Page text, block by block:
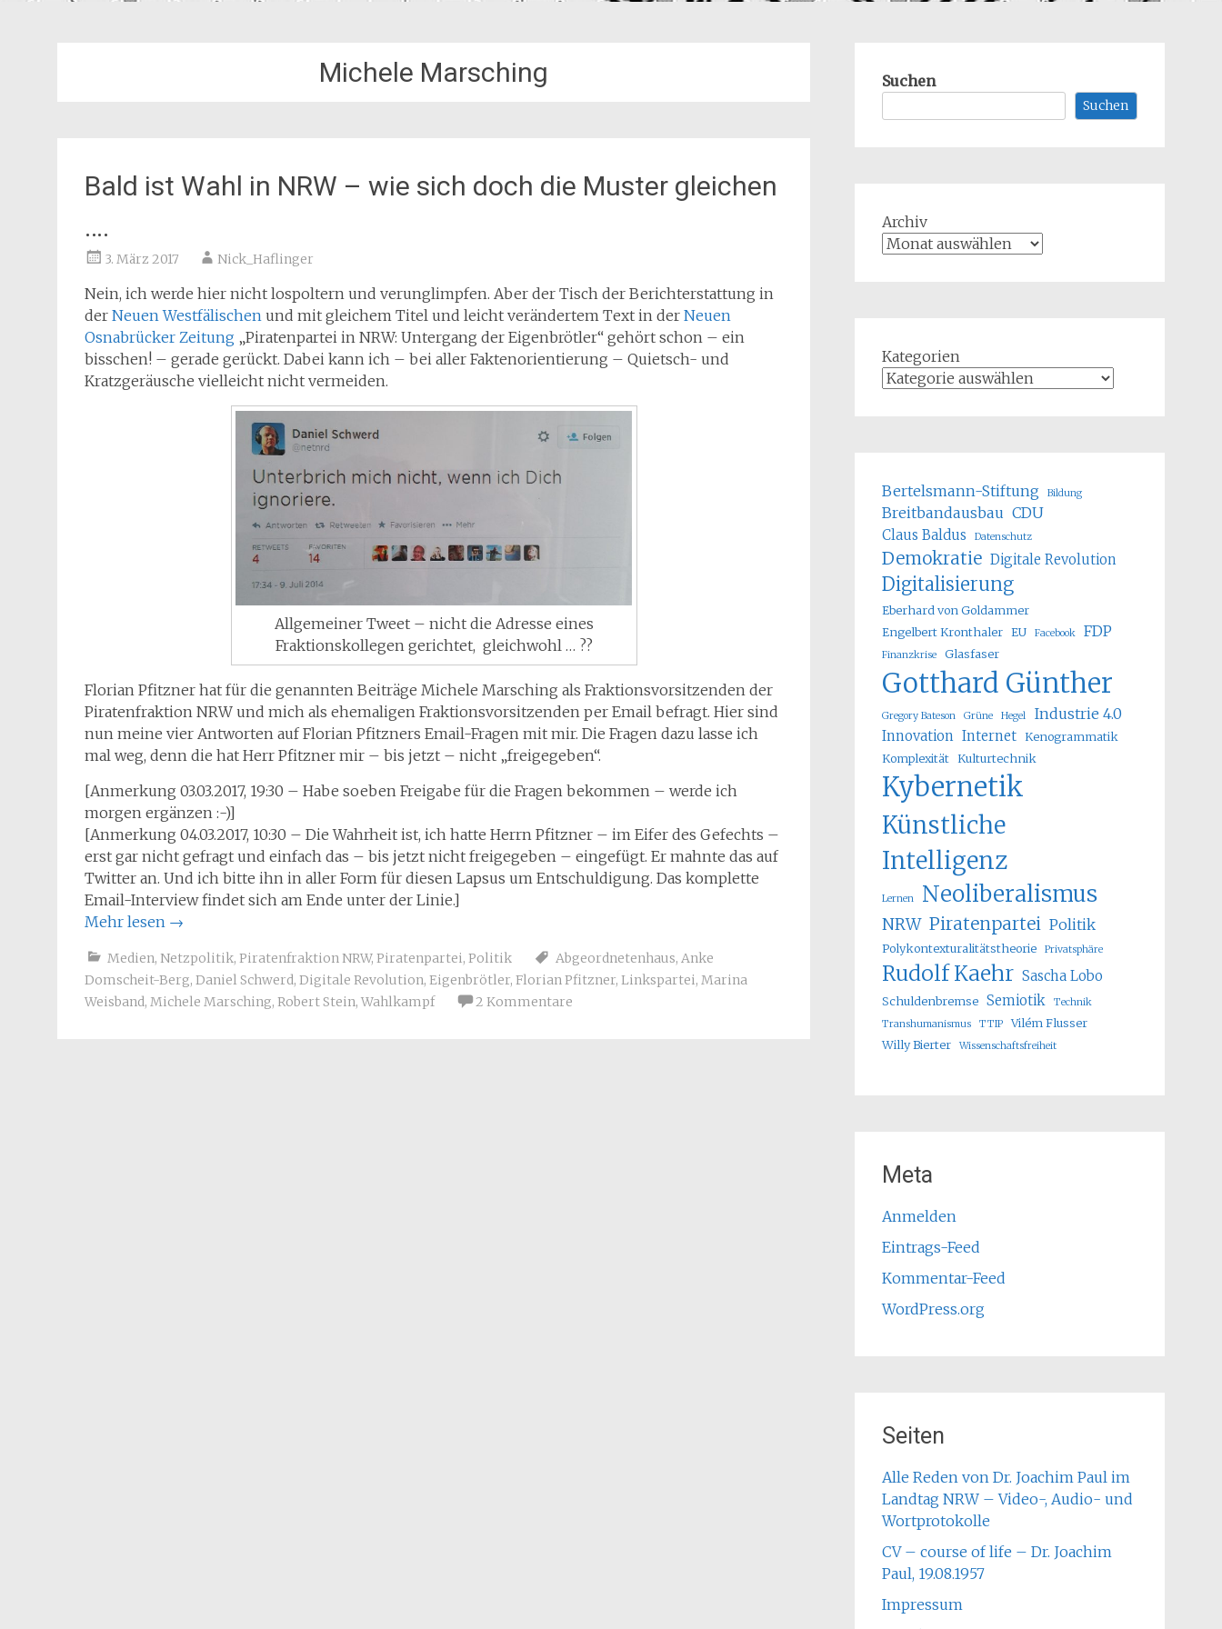
Michele Marsching
Bald ist Wahl in NRW – wie sich doch die Muster gleichen
….
3. März 2017 Nick_Haflinger
Nein, ich werde hier nicht lospoltern und verunglimpfen. Aber der Tisch der Berichterstattung in
der Neuen Westfälischen und mit gleichem Titel und leicht verändertem Text in der Neuen
Osnabrücker Zeitung „Piratenpartei in NRW: Untergang der Eigenbrötler“ gehört schon – ein
bisschen! – gerade gerückt. Dabei kann ich – bei aller Faktenorientierung – Quietsch- und
Kratzgeräusche vielleicht nicht vermeiden.
Allgemeiner Tweet – nicht die Adresse eines
Fraktionskollegen gerichtet, gleichwohl … ??
Florian Pfitzner hat für die genannten Beiträge Michele Marsching als Fraktionsvorsitzenden der
Piratenfraktion NRW und mich als ehemaligen Fraktionsvorsitzenden per Email befragt. Hier sind
nun meine vier Antworten auf Florian Pfitzners Email-Fragen mit mir. Die Fragen dazu lasse ich
mal weg, denn die hat Herr Pfitzner mir – bis jetzt – nicht „freigegeben“.
[Anmerkung 03.03.2017, 19:30 – Habe soeben Freigabe für die Fragen bekommen – werde ich
morgen ergänzen :-)]
[Anmerkung 04.03.2017, 10:30 – Die Wahrheit ist, ich hatte Herrn Pfitzner – im Eifer des Gefechts –
erst gar nicht gefragt und einfach das – bis jetzt nicht freigegeben – eingefügt. Er mahnte das auf
Twitter an. Und ich bitte ihn in aller Form für diesen Lapsus um Entschuldigung. Das komplette
Email-Interview findet sich am Ende unter der Linie.]
Mehr lesen →
Medien, Netzpolitik, Piratenfraktion NRW, Piratenpartei, Politik Abgeordnetenhaus, Anke
Domscheit-Berg, Daniel Schwerd, Digitale Revolution, Eigenbrötler, Florian Pfitzner, Linkspartei, Marina
Weisband, Michele Marsching, Robert Stein, Wahlkampf 2 Kommentare
Suchen
Suchen
Archiv
Kategorien
Bertelsmann-Stiftung Bildung
Breitbandausbau CDU
Claus Baldus Datenschutz
Demokratie Digitale Revolution
Digitalisierung
Eberhard von Goldammer
Engelbert Kronthaler EU Facebook FDP
Finanzkrise Glasfaser
Gotthard Günther
Gregory Bateson Grüne Hegel Industrie 4.0
Innovation Internet Kenogrammatik
Komplexität Kulturtechnik
Kybernetik
Künstliche
Intelligenz
Lernen Neoliberalismus
NRW Piratenpartei Politik
Polykontexturalitätstheorie Privatsphäre
Rudolf Kaehr Sascha Lobo
Schuldenbremse Semiotik
Technik
Transhumanismus
TTIP
Vilém Flusser
Willy Bierter
Wissenschaftsfreiheit
Meta
Anmelden
Eintrags-Feed
Kommentar-Feed
WordPress.org
Seiten
Alle Reden von Dr. Joachim Paul im
Landtag NRW – Video-, Audio- und
Wortprotokolle
CV – course of life – Dr. Joachim
Paul, 19.08.1957
Impressum